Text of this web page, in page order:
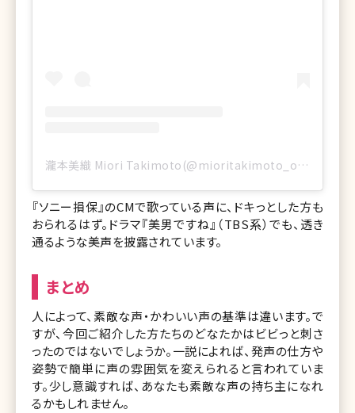
瀧本美織 Miori Takimoto(@mioritakimoto_official)がシェアした投稿
『ソニー損保』のCMで歌っている声に、ドキっとした方も
おられるはず。ドラマ『美男ですね』（TBS系）でも、透き
通るような美声を披露されています。
まとめ
人によって、素敵な声・かわいい声の基準は違います。で
すが、今回ご紹介した方たちのどなたかはビビっと刺さ
ったのではないでしょうか。一説によれば、発声の仕方や
姿勢で簡単に声の雰囲気を変えられると言われていま
す。少し意識すれば、あなたも素敵な声の持ち主になれ
るかもしれません。